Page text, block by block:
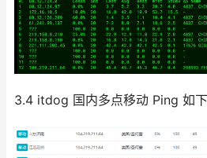
3.4 itdog 国内多点移动 Ping 如